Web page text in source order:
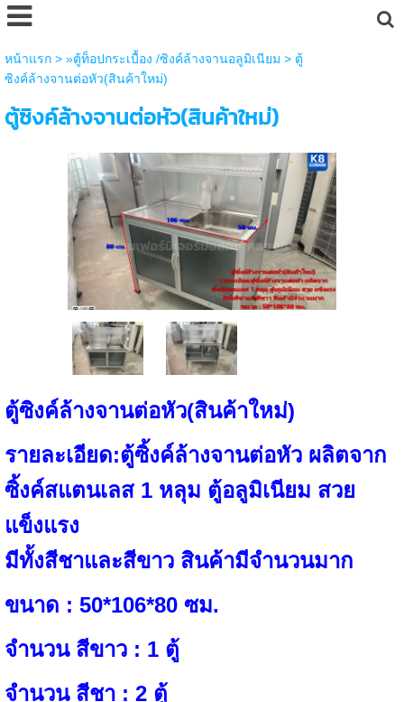
หน้าแรก> »ตู้ท็อปกระเบื้อง /ซิงค์ล้างจานอลูมิเนียม > ตู้
ซิงค์ล้างจานต่อหัว(สินค้าใหม่)
ตู้ซิงค์ล้างจานต่อหัว(สินค้าใหม่)
ตู้ซิงค์ล้างจานต่อหัว(สินค้าใหม่)
รายละเอียด:ตู้ซิ้งค์ล้างจานต่อหัว ผลิตจาก
ซิ้งค์สแตนเลส 1 หลุม ตู้อลูมิเนียม สวย
แข็งแรง
มีทั้งสีชาและสีขาว สินค้ามีจำนวนมาก
ขนาด : 50*106*80 ซม.
จำนวน สีขาว : 1 ตู้
จำนวน สีชา : 2 ตู้